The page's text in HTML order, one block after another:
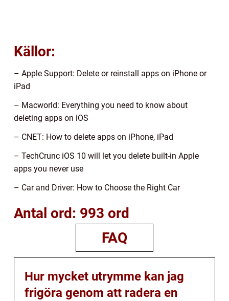
Källor:
– Apple Support: Delete or reinstall apps on iPhone or
iPad
– Macworld: Everything you need to know about
deleting apps on iOS
– CNET: How to delete apps on iPhone, iPad
– TechCrunc iOS 10 will let you delete built-in Apple
apps you never use
– Car and Driver: How to Choose the Right Car
Antal ord: 993 ord
FAQ
Hur mycket utrymme kan jag
frigöra genom att radera en